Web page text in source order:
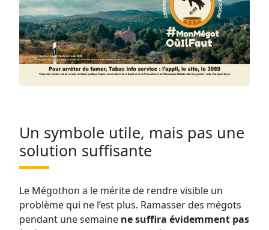
Un symbole utile, mais pas une
solution suffisante
Le Mégothon a le mérite de rendre visible un
problème qui ne l’est plus. Ramasser des mégots
pendant une semaine ne suffira évidemment pas